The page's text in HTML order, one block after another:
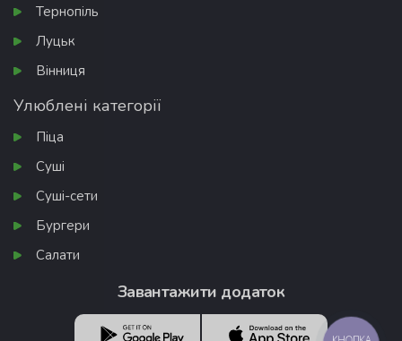
Тернопіль
Луцьк
Вінниця
Улюблені категорії
Піца
Суші
Суші-сети
Бургери
Салати
Завантажити додаток